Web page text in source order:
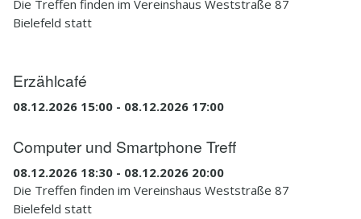
Die Treffen finden im Vereinshaus Weststraße 87
Bielefeld statt
Erzählcafé
08.12.2026 15:00 - 08.12.2026 17:00
Computer und Smartphone Treff
08.12.2026 18:30 - 08.12.2026 20:00
Die Treffen finden im Vereinshaus Weststraße 87
Bielefeld statt